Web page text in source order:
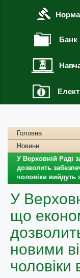
Банк
Головна
Новини
У Верховній Раді
дозволить
чоловіки вийдуть з
У
що
новими
чоловіки